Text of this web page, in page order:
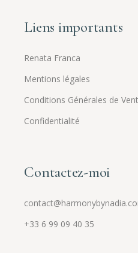
Liens importants
Renata Franca
Mentions légales
Conditions Générales de
Confidentialité
Contactez-moi
+33 6 99 09 40 35